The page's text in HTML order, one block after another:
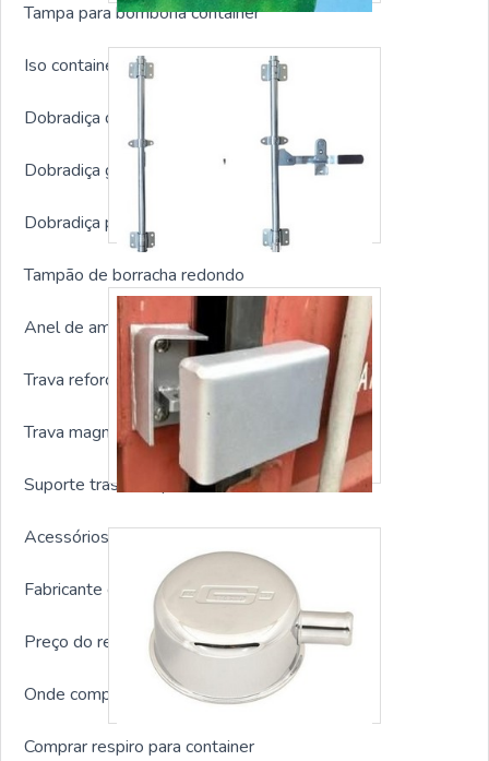
Tampa para bombona container
Iso container prendedor
Dobradiça de aço para container
Dobradiça galvanizada para container
Dobradiça para porta container
Tampão de borracha redondo
Anel de amarração container
Trava reforçada para container
Trava magnetica para container
Suporte traseiro tipo alavanca
Acessórios para containers em geral
Fabricante de respiro para container
Preço do respiro para container
Onde comprar respiro para container
Comprar respiro para container